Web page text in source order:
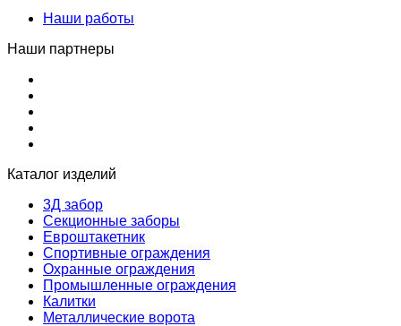
Наши работы
Наши партнеры
Каталог изделий
3Д забор
Секционные заборы
Евроштакетник
Спортивные ограждения
Охранные ограждения
Промышленные ограждения
Калитки
Металлические ворота